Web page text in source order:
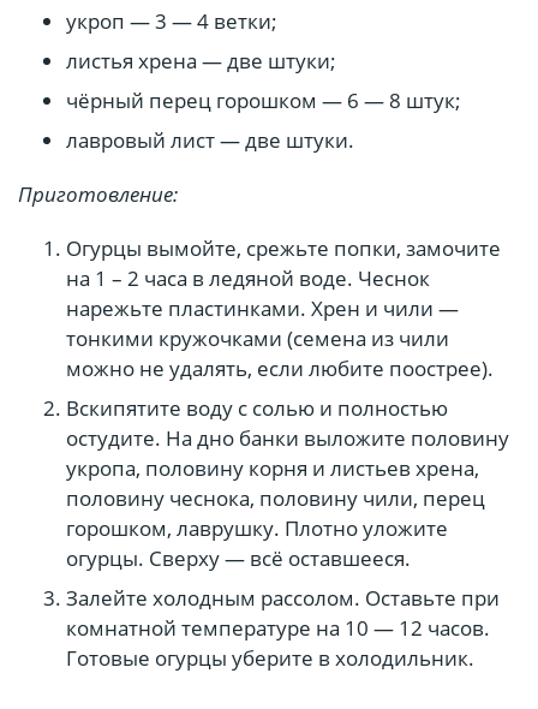
укроп — 3 — 4 ветки;
листья хрена — две штуки;
чёрный перец горошком — 6 — 8 штук;
лавровый лист — две штуки.
Приготовление:
Огурцы вымойте, срежьте попки, замочите
на 1 – 2 часа в ледяной воде. Чеснок
нарежьте пластинками. Хрен и чили —
тонкими кружочками (семена из чили
можно не удалять, если любите поострее).
Вскипятите воду с солью и полностью
остудите. На дно банки выложите половину
укропа, половину корня и листьев хрена,
половину чеснока, половину чили, перец
горошком, лаврушку. Плотно уложите
огурцы. Сверху — всё оставшееся.
Залейте холодным рассолом. Оставьте при
комнатной температуре на 10 — 12 часов.
Готовые огурцы уберите в холодильник.